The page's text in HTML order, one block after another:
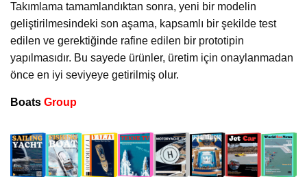
Takımlama tamamlandıktan sonra, yeni bir modelin
geliştirilmesindeki son aşama, kapsamlı bir şekilde test
edilen ve gerektiğinde rafine edilen bir prototipin
yapılmasıdır. Bu sayede ürünler, üretim için onaylanmadan
önce en iyi seviyeye getirilmiş olur.
Boats Group